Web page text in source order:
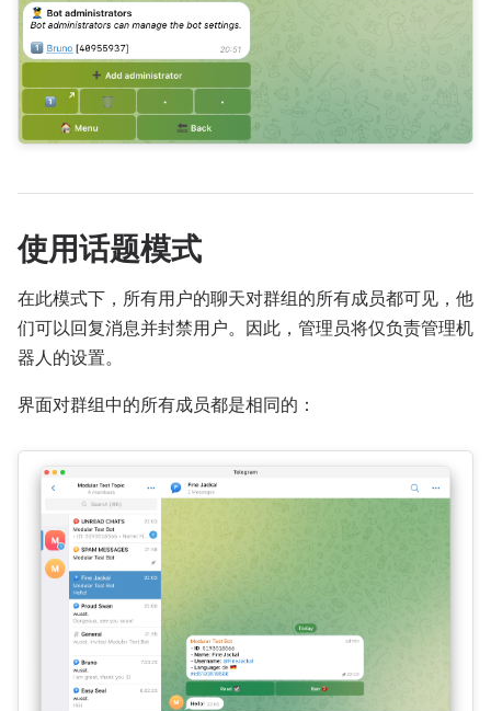
使用话题模式
在此模式下，所有用户的聊天对群组的所有成员都可见，他
们可以回复消息并封禁用户。因此，管理员将仅负责管理机
器人的设置。
界面对群组中的所有成员都是相同的：